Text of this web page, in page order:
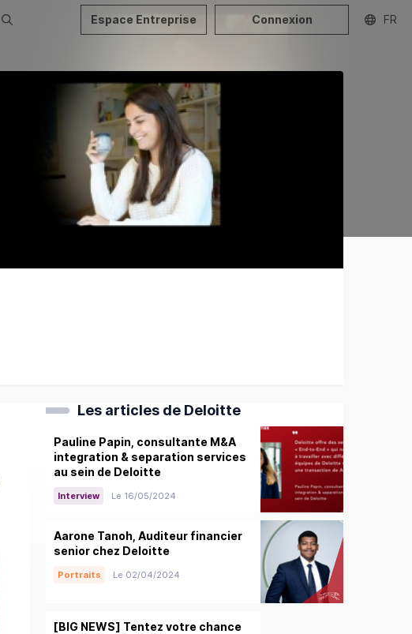
Recherche Espace Entreprise Connexion FR
Les articles de Deloitte
Pauline Papin, consultante M&A
integration & separation services
au sein de Deloitte
Interview Le 16/05/2024
Aarone Tanoh, Auditeur financier
senior chez Deloitte
Portraits Le 02/04/2024
[BIG NEWS] Tentez votre chance